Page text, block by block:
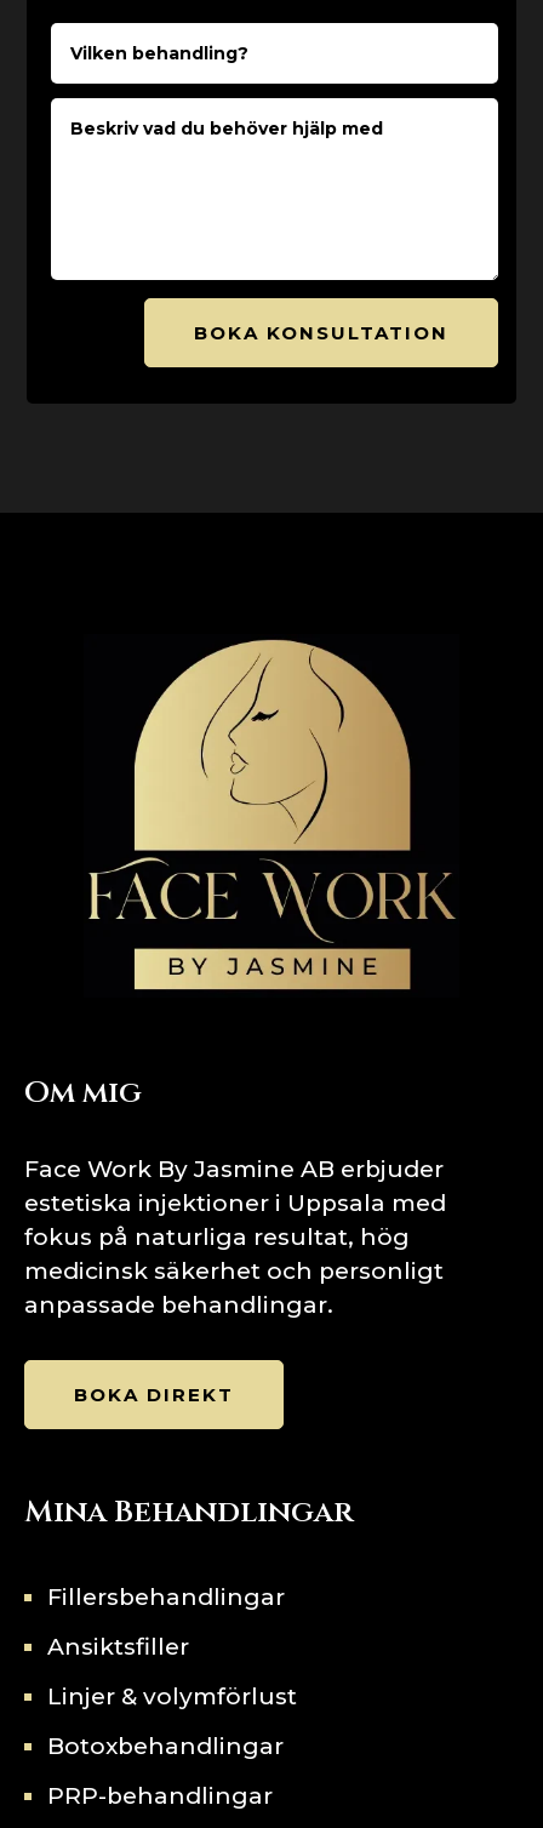
BOKA KONSULTATION
Om mig
Face Work By Jasmine AB erbjuder
estetiska injektioner i Uppsala med
fokus på naturliga resultat, hög
medicinsk säkerhet och personligt
anpassade behandlingar.
BOKA DIREKT
Mina Behandlingar
Fillersbehandlingar
Ansiktsfiller
Linjer & volymförlust
Botoxbehandlingar
PRP-behandlingar